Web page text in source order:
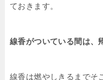
ておきます。
線香がついている間は、
線香は燃やしきるまでそ